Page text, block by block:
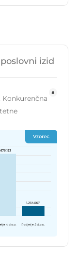
izid
Konkurenčna